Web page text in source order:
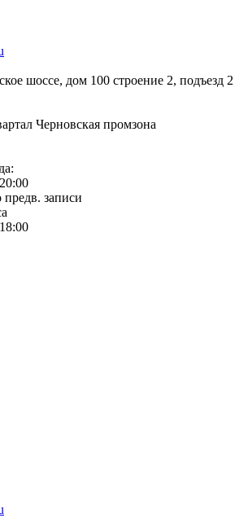
шоссе, дом 100 строение 2, подъезд 2
Черновская промзона
записи